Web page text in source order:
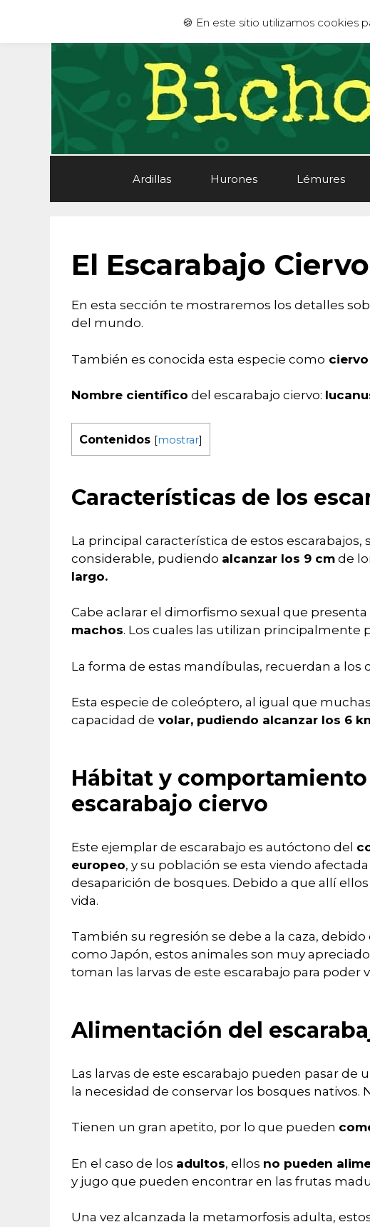
contenido
Ardillas Hurones Lémures
El Escarabajo
En esta sección te mostraremos los detalles
del mundo.
También es conocida esta especie como
Nombre científico del escarabajo ciervo:
Contenidos [mostrar]
Características de los
La principal característica de estos escarabajos,
considerable, pudiendo alcanzar los 9 cmde
largo.
Cabe aclarar el dimorfismo sexual que
machos. Los cuales las utilizan principalmente
La forma de estas mandíbulas, recuerdan a
Esta especie de coleóptero, al igual que
capacidad de volar, pudiendo alcanzar los 6
Hábitat y
escarabajo ciervo
Este ejemplar de escarabajo es autóctono del
europeo, y su población se esta viendo
desaparición de bosques. Debido a que allí
vida.
También su regresión se debe a la caza, debido
como Japón, estos animales son muy
toman las larvas de este escarabajo para poder
Alimentación del
Las larvas de este escarabajo pueden pasar
la necesidad de conservar los bosques nativos.
Tienen un gran apetito, por lo que pueden
En el caso de los adultos, ellos no pueden
y jugo que pueden encontrar en las frutas
Una vez alcanzada la metamorfosis adulta,
🍪 En este sitio utilizamos cookies